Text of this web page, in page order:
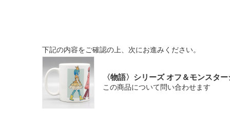
下記の内容をご確認の上、次にお進みください。
〈物語〉シリーズ オフ＆モンスタ
この商品について問い合わせます